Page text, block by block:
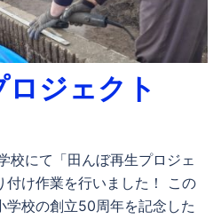
ロジェクト
校にて「田んぼ再生プロジェ
付け作業を行いました！ この
学校の創立50周年を記念した